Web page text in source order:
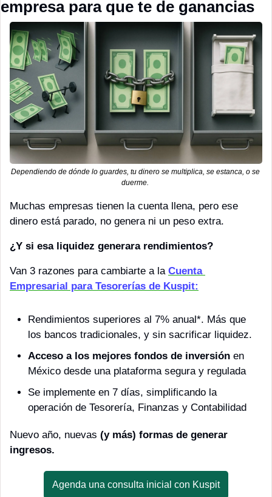
empresa para que te de ganancias
Dependiendo de dónde lo guardes, tu dinero se multiplica, se estanca, o se
duerme.
Muchas empresas tienen la cuenta llena, pero ese
dinero está parado, no genera ni un peso extra.
¿Y si esa liquidez generara rendimientos?
Van 3 razones para cambiarte a la Cuenta
Empresarial para Tesorerías de Kuspit:
Rendimientos superiores al 7% anual*. Más que
los bancos tradicionales, y sin sacrificar liquidez.
Acceso a los mejores fondos de inversión en
México desde una plataforma segura y regulada
Se implemente en 7 días, simplificando la
operación de Tesorería, Finanzas y Contabilidad
Nuevo año, nuevas (y más) formas de generar
ingresos.
Agenda una consulta inicial con Kuspit